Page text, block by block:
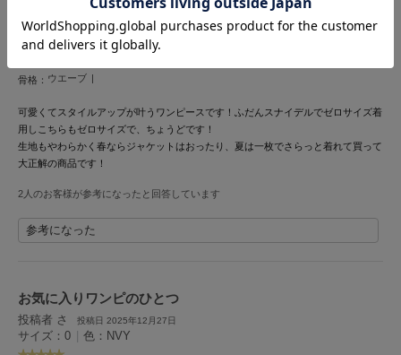
MIESROHE
ミースロエ
miies miim
ミーエスミーム
Mila Owen
ミラオーウェン
モワージュ
MUCHA
ミュシャ
NEW Balance
ニューバランス
色：LBEG
骨格： ウエーブ
可愛くてスタイルアップが叶うワンピースです！ふだんスナイデルでゼロサイズ着
用しこちらもゼロサイズで、ちょうどです！
生地もやわらかく春ならジャケットはおったり、夏は一枚でさらっと着れて買って
大正解の商品です！
2人のお客様が参考になったと回答しています
参考になった
お気に入りワンピのひとつ
投稿者 さ 投稿日 2025年12月27日
サイズ：0 色：NVY